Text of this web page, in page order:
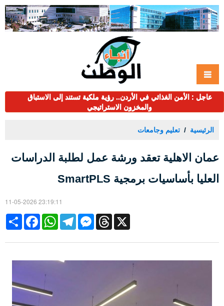
عاجل : الأمن الغذائي في الأردن.. رؤية ملكية تستند إلى الاستباق
والمخزون الاستراتيجي
الرئيسية تعليم وجامعات
عمان الاهلية تعقد ورشة عمل لطلبة الدراسات
العليا بأساسيات برمجية SmartPLS
11-05-2026 23:19:11
Share
FacebookWhatsAppTelegramMessengerThreads X